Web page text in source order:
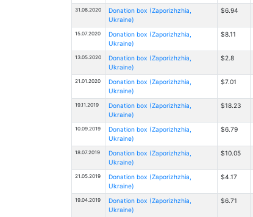
31.08.2020
Donation box (Zaporizhzhia,
Ukraine)
$6.94
15.07.2020
Donation box (Zaporizhzhia,
Ukraine)
$8.11
13.05.2020
Donation box (Zaporizhzhia,
Ukraine)
$2.8
21.01.2020
Donation box (Zaporizhzhia,
Ukraine)
$7.01
19.11.2019
Donation box (Zaporizhzhia,
Ukraine)
$18.23
10.09.2019
Donation box (Zaporizhzhia,
Ukraine)
$6.79
18.07.2019
Donation box (Zaporizhzhia,
Ukraine)
$10.05
21.05.2019
Donation box (Zaporizhzhia,
Ukraine)
$4.17
19.04.2019
Donation box (Zaporizhzhia,
Ukraine)
$6.71